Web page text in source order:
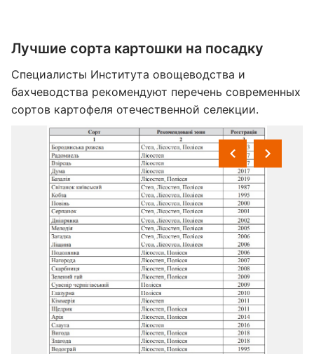
Лучшие сорта картошки на посадку
Специалисты Института овощеводства и
бахчеводства рекомендуют перечень современных
сортов картофеля отечественной селекции.